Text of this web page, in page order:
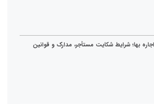
بها؛ شرایط شکایت مستأجر، مدارک و قوانین